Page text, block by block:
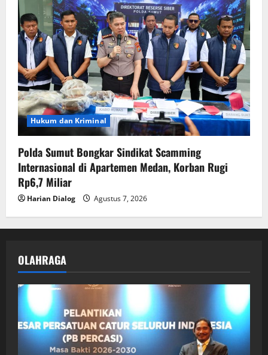
Hukum dan Kriminal
Polda Sumut Bongkar Sindikat Scamming
Internasional di Apartemen Medan, Korban Rugi
Rp6,7 Miliar
Harian Dialog Agustus 7, 2026
OLAHRAGA